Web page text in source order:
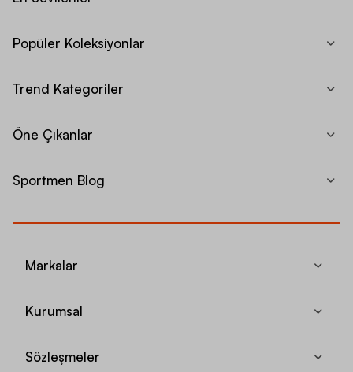
Popüler Koleksiyonlar
Trend Kategoriler
Öne Çıkanlar
Sportmen Blog
Markalar
Kurumsal
Sözleşmeler